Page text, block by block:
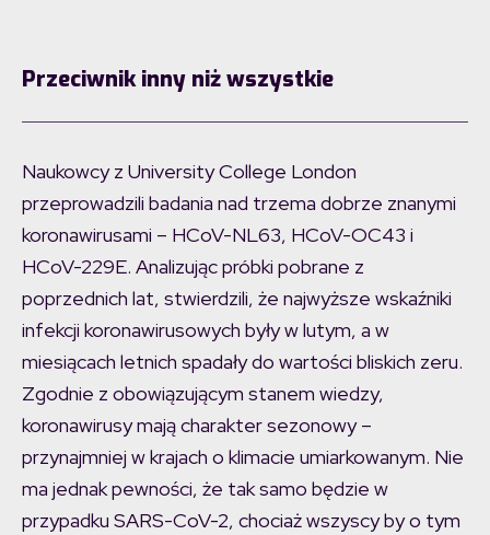
Przeciwnik inny niż wszystkie
Naukowcy z University College London
przeprowadzili badania nad trzema dobrze znanymi
koronawirusami – HCoV-NL63, HCoV-OC43 i
HCoV-229E. Analizując próbki pobrane z
poprzednich lat, stwierdzili, że najwyższe wskaźniki
infekcji koronawirusowych były w lutym, a w
miesiącach letnich spadały do wartości bliskich zeru.
Zgodnie z obowiązującym stanem wiedzy,
koronawirusy mają charakter sezonowy –
przynajmniej w krajach o klimacie umiarkowanym. Nie
ma jednak pewności, że tak samo będzie w
przypadku SARS-CoV-2, chociaż wszyscy by o tym